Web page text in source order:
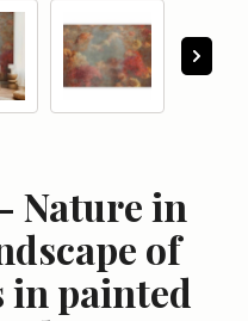
Nature in
of
in painted